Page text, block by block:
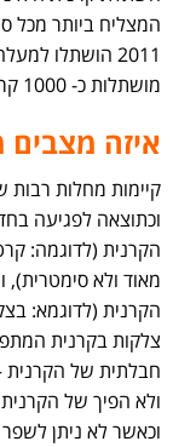
המצליח ביותר מכל
מושתלות כ- 1000 קרניות מידי שנה במרכזים הרפואיים השונים.
איזה
קיימות מחלות רבות
וכתוצאה לפגיעה
הקרנית (לדוגמה:
מאוד ולא סימטרית),
הקרנית (לדוגמא:
צלקות בקרנית
ולא הפיך של
וכאשר לא ניתן